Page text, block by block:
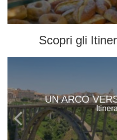
Scopri gli
UN ARCO